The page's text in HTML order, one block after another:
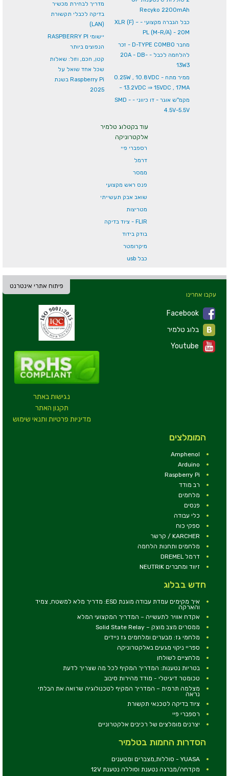
מדריך לבחירת מכשיר
בדיקה לכבלי תקשורת
(LAN)
יישומי RASPBERRY PI
הנפוצים ביותר
קטן, חכם, וזול: שאלות
שכל אחד שואל על
Raspberry Pi בשנת
2025
Recyko 2200mAh
כבל הגברה מקצועי - XLR (F) ~
PL (M-R/A) - 20M
מחבר D-TYPE COMBO - זכר
להלחמה לכבל - 20A - DB-
13W3
ממיר מתח - 0.25W , 10.8VDC
~ 13.2VDC ⇒ 15VDC , 17MA
מקמ''ש אוגר - דו כיווני - SMD -
4.5V-5.5V
עוד בקטלוג טלמיר
אלקטרוניקה
רספברי פיי
דרמל
ממסר
פנס ראש מקצועי
שואב אבק תעשייתי
מטריצות
FLIR - ציוד בדיקה
בודק בידוד
מיקרומטר
כבל usb
פיתוח אתרי אינטרנט
נגישות באתר
תקנון האתר
מדיניות פרטיות ותנאי שימוש
עקבו אחרינו
Facebook
Youtube
המומלצים
Amphenol
Arduino
Raspberry Pi
רב מודד
מלחמים
פנסים
כלי עבודה
ספקי כוח
KARCHER / קרשר
מלחמים ותחנות הלחמה
דרמל DREMEL
זיווד ומחברים NEUTRIK
חדש בבלוג
איך מקימים עמדת עבודה מוגנת ESD: מדריך מלא למשטח, צמיד
והארקה
אקדח אוויר לתעשייה – המדריך המקצועי המלא
ממסרים מצב מוצק – Solid State Relay
מלחמי גז: מבערים ומלחמים גז ניידים
ספריי ניקוי מגעים באלקטרוניקה
מלחציים לשולחן
בטריות נטענות: המדריך המקיף לכל מה שצריך לדעת
טכומטר דיגיטלי - מודד מהירות סיבוב
מצלמה תרמית – המדריך המקיף לטכנולוגיה שרואה את הבלתי
נראה
ציוד בדיקה לטכנאי תקשורת
רספברי פיי
יצרנים מומלצים של רכיבים אלקטרוניים
הסדרות החמות בטלמיר
YUASA - סוללות,מצברים ומטענים
מקדחה/מברגה נטענת וסוללה נטענת 12V